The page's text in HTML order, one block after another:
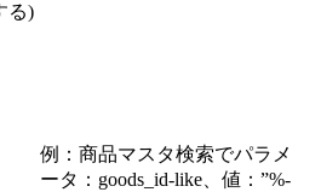
る)
例：商品マスタ検索でパラメ
ータ：goods_id-like、値：”%-